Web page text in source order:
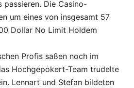
passieren. Die Casino-
um eines von insgesamt 57
Dollar No Limit Holdem
Profis saßen noch im
Hochgepokert-Team trudelte
Lennart und Stefan bildeten